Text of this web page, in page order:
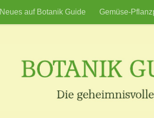
Neues auf Botanik Guide Gemüse-